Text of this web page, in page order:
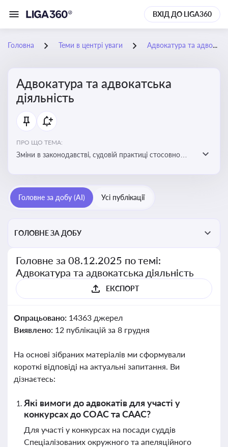
ВХІД ДО LIGA360
Головна Теми в центрі уваги Адвокатура та адвокатська діяльність
Адвокатура та адвокатська
діяльність
ПРО ЩО ТЕМА:
Зміни в законодавстві, судовій практиці стосовно
Головне за добу (AI) Усі публікації
ГОЛОВНЕ ЗА ДОБУ
Головне за 08.12.2025 по темі:
Адвокатура та адвокатська діяльність
ЕКСПОРТ
Опрацьовано: 14363 джерел
Виявлено: 12 публікацій за 8 грудня
На основі зібраних матеріалів ми сформували
короткі відповіді на актуальні запитання. Ви
дізнаєтесь:
Які вимоги до адвокатів для участі у
конкурсах до СОАС та СААС?
Для участі у конкурсах на посади суддів
Спеціалізованих окружного та апеляційного